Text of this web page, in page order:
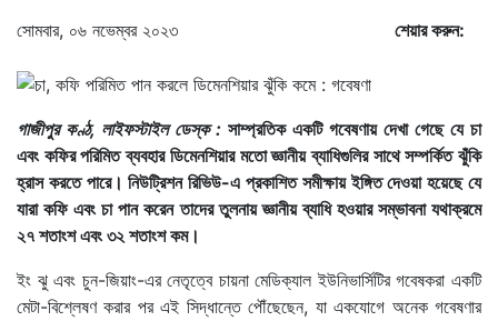
সোমবার, ০৬ নভেম্বর ২০২৩ শেয়ার করুন:
গাজীপুর কণ্ঠ, লাইফস্টাইল ডেস্ক : সাম্প্রতিক একটি গবেষণায় দেখা গেছে যে চা
এবং কফির পরিমিত ব্যবহার ডিমেনশিয়ার মতো জ্ঞানীয় ব্যাধিগুলির সাথে সম্পর্কিত ঝুঁকি
হ্রাস করতে পারে। নিউট্রিশন রিভিউ-এ প্রকাশিত সমীক্ষায় ইঙ্গিত দেওয়া হয়েছে যে
যারা কফি এবং চা পান করেন তাদের তুলনায় জ্ঞানীয় ব্যাধি হওয়ার সম্ভাবনা যথাক্রমে
২৭ শতাংশ এবং ৩২ শতাংশ কম।
ইং ঝু এবং চুন-জিয়াং-এর নেতৃত্বে চায়না মেডিক্যাল ইউনিভার্সিটির গবেষকরা একটি
মেটা-বিশ্লেষণ করার পর এই সিদ্ধান্তে পৌঁছেছেন, যা একযোগে অনেক গবেষণার